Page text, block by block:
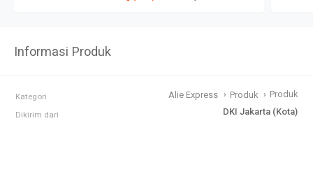
Informasi Produk
Kategori Alie Express › Produk › Produk
Dikirim dari DKI Jakarta (Kota)